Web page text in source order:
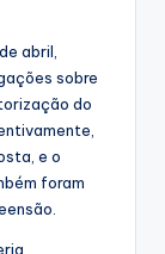
abril,
sobre
do
e o
foram